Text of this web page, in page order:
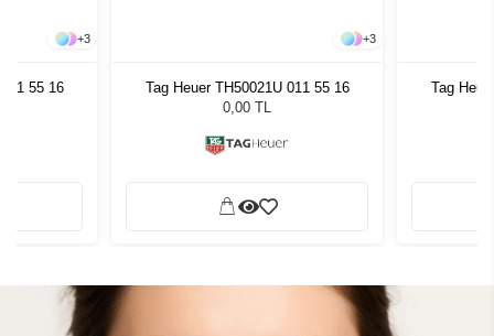
+3
55 16
+3
Tag Heuer TH50021U 011 55 16
0,00 TL
Tag